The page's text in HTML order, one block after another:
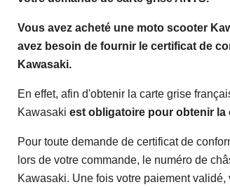
Vous avez acheté une moto scooter
avez besoin de fournir le certificat de
Kawasaki.
En effet, afin d'obtenir la carte grise
Kawasaki est obligatoire pour obtenir la
Pour toute demande de certificat de
lors de votre commande, le numéro de
Kawasaki. Une fois votre paiement validé,